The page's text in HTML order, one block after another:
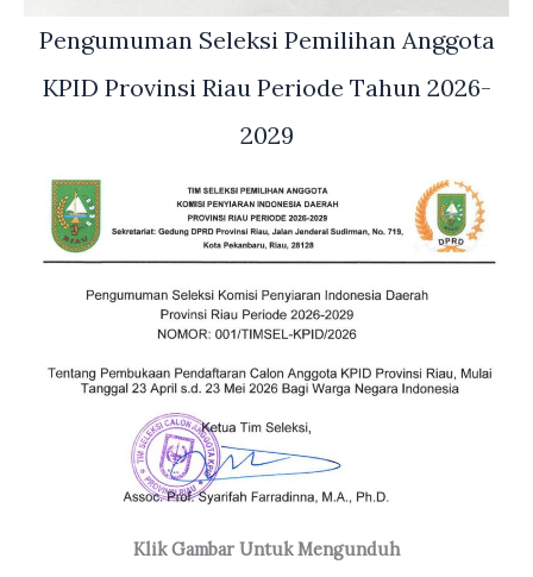
Pengumuman Seleksi Pemilihan Anggota
KPID Provinsi Riau Periode Tahun 2026-
2029
Klik Gambar Untuk Mengunduh